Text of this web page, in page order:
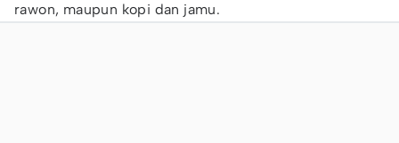
rawon, maupun kopi dan jamu.